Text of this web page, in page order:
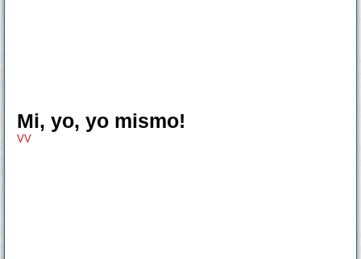
Mi, yo, yo mismo!
VV